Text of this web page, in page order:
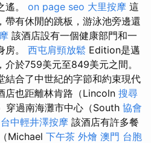
遙。 on page seo 大里按摩 這
帶有休閒的跳板，游泳池旁邊還
該酒店設有一個健康部門和一
房。 西屯肩頸放鬆 Edition是邁
於759美元至849美元之間。
結合了中世紀的字節和約束現代
店也距離林肯路（Lincoln 搜尋
穿過南海灘市中心（South 協會
台中輕井澤按摩 該酒店有許多餐
Michael 下午茶 外燴 澳門 台胞